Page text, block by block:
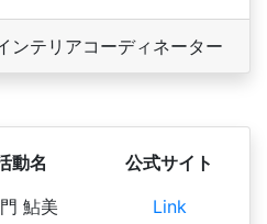
ンテリアコーディネーター
動名
鮎美
公式サイト
Link